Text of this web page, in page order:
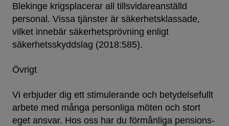
Blekinge krigsplacerar all tillsvidareanställd
personal. Vissa tjänster är säkerhetsklassade,
vilket innebär säkerhetsprövning enligt
säkerhetsskyddslag (2018:585).
Övrigt
Vi erbjuder dig ett stimulerande och betydelsefullt
arbete med många personliga möten och stort
eget ansvar. Hos oss har du förmånliga pensions-